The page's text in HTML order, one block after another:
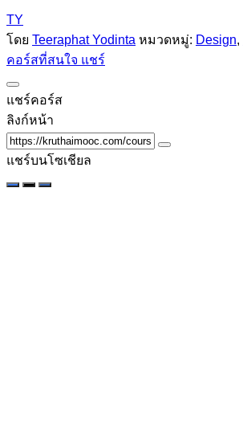
TY
โดย Teeraphat Yodinta หมวดหมู่: Design,
คอร์สที่สนใจ แชร์
แชร์คอร์ส
ลิงก์หน้า
แชร์บนโซเชียล